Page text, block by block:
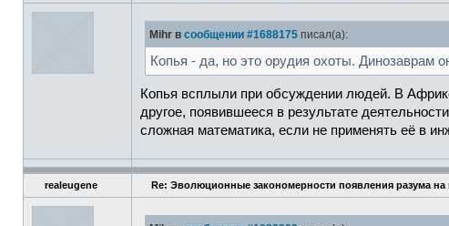
Mihr в сообщении #1688175 писал(а):
Копья - да, но это орудия охоты. Динозаврам
Копья всплыли при обсуждении людей. В
другое, появившееся в результате
сложная математика, если не применять её в
realeugene Re: Эволюционные закономерности появления разума на